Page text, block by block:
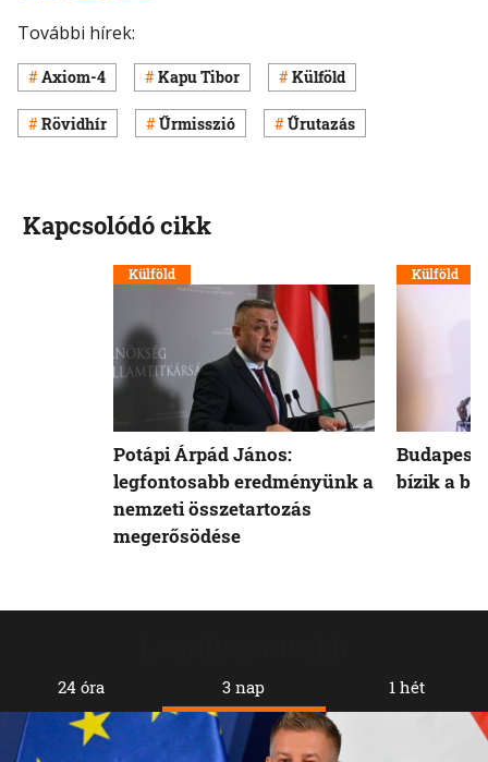
További hírek:
Axiom-4 Kapu Tibor Külföld
Rövidhír Űrmisszió Űrutazás
24 óra 3 nap 1 hét
Kapcsolódó cikk
Külföld
Potápi Árpád János:
legfontosabb eredményünk a
nemzeti összetartozás
megerősödése
Külföld
Budapest
bízik a